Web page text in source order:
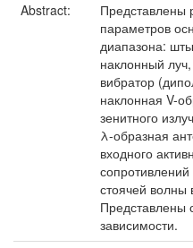
Abstract:
Представлены
параметров
диапазона:
наклонный
вибратор
наклонная V-
зенитного
λ-образная
входного
стоячей волны
Представлены
зависимости.